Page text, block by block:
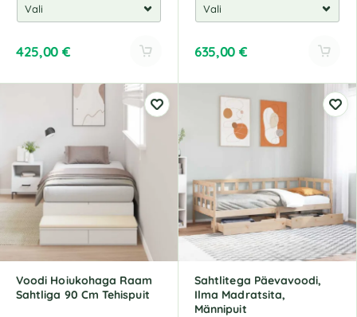
425,00 € 635,00 €
Voodi Hoiukohaga Raam
Sahtliga 90 Cm Tehispuit
Sahtlitega Päevavoodi,
Ilma Madratsita,
Männipuit